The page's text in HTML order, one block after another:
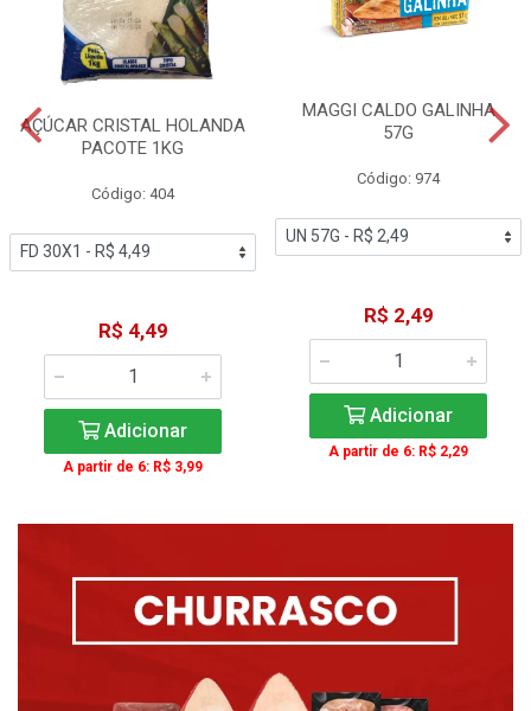
AÇÚCAR CRISTAL HOLANDA
PACOTE 1KG
Código: 404
R$ 4,49
Adicionar
A partir de 6: R$ 3,99
MAGGI CALDO GALINHA
57G
Código: 974
R$ 2,49
Adicionar
A partir de 6: R$ 2,29